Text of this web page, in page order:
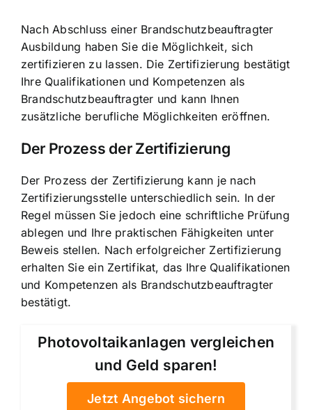
Nach Abschluss einer Brandschutzbeauftragter
Ausbildung haben Sie die Möglichkeit, sich
zertifizieren zu lassen. Die Zertifizierung bestätigt
Ihre Qualifikationen und Kompetenzen als
Brandschutzbeauftragter und kann Ihnen
zusätzliche berufliche Möglichkeiten eröffnen.
Der Prozess der Zertifizierung
Der Prozess der Zertifizierung kann je nach
Zertifizierungsstelle unterschiedlich sein. In der
Regel müssen Sie jedoch eine schriftliche Prüfung
ablegen und Ihre praktischen Fähigkeiten unter
Beweis stellen. Nach erfolgreicher Zertifizierung
erhalten Sie ein Zertifikat, das Ihre Qualifikationen
und Kompetenzen als Brandschutzbeauftragter
bestätigt.
Photovoltaikanlagen vergleichen
und Geld sparen!
Jetzt Angebot sichern